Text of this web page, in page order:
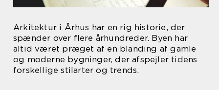
Arkitektur i Århus har en rig historie, der
spænder over flere århundreder. Byen har
altid været præget af en blanding af gamle
og moderne bygninger, der afspejler tidens
forskellige stilarter og trends.